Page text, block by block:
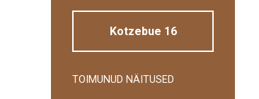
Kotzebue 16
Külgpaani
TOIMUNUD NÄITUSED